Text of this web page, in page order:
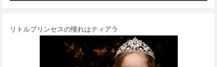
リトルプリンセスの憧れはティアラ